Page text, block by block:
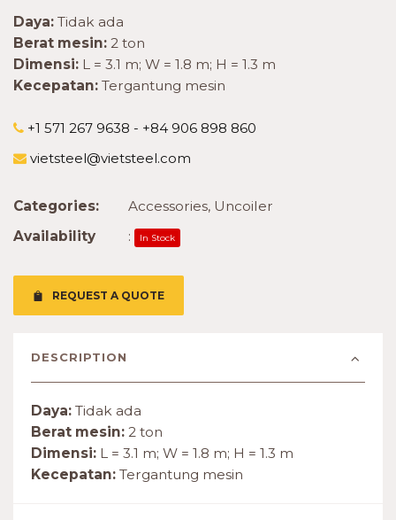
Daya: Tidak ada
Berat mesin: 2 ton
Dimensi: L = 3.1 m; W = 1.8 m; H = 1.3 m
Kecepatan: Tergantung mesin
REQUEST A QUOTE
+1 571 267 9638 - +84 906 898 860
vietsteel@vietsteel.com
Categories: Accessories, Uncoiler
Availability
: In Stock
DESCRIPTION
Daya: Tidak ada
Berat mesin: 2 ton
Dimensi: L = 3.1 m; W = 1.8 m; H = 1.3 m
Kecepatan: Tergantung mesin